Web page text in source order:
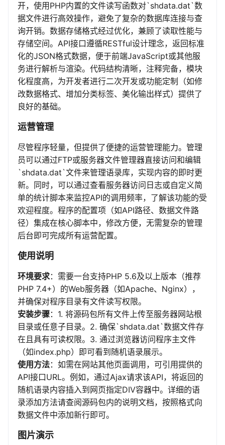
开，使用PHP内置的文件读写函数对`shdata.dat`数
据文件进行高效操作，避免了复杂的数据库连接与查
询开销。数据存储格式经过优化，兼顾了读取性能与
存储空间。API接口遵循RESTful设计理念，返回标准
化的JSON格式数据，便于前端JavaScript或其他服
务进行解析与渲染。代码结构清晰，注释完备，模块
化程度高，为开发者进行二次开发或功能定制（如修
改数据格式、增加分类标签、美化输出样式）提供了
良好的基础。
运营管理
尽管程序轻量，但提供了便捷的运营管理能力。管理
员可以通过FTP或服务器文件管理器直接访问和编辑
`shdata.dat`文件来管理语录库，实现内容的即时更
新。同时，可以通过查看服务器访问日志或自定义简
单的统计脚本来监控API的调用频率，了解该功能的受
欢迎程度。程序的配置项（如API路径、数据文件路
径）集成在核心脚本中，修改方便，无需复杂的管理
后台即可完成所有运营配置。
使用说明
环境要求：需要一台支持PHP 5.6及以上版本（推荐
PHP 7.4+）的Web服务器（如Apache、Nginx），
并确保对程序目录有文件读写权限。
安装步骤：1. 将源码包所有文件上传至服务器网站根
目录或任意子目录。2. 确保`shdata.dat`数据文件存
在且具有可读权限。3. 通过浏览器访问程序主文件
（如index.php）即可看到随机语录展示。
使用方法：如需在网站其他页面调用，可引用提供的
API接口URL。例如，通过Ajax请求该API，将返回的
随机语录内容插入到网页指定DIV容器中。详细的语
录添加方法请查阅源码包内的说明文档，按照格式向
数据文件中添加新行即可。
图片演示